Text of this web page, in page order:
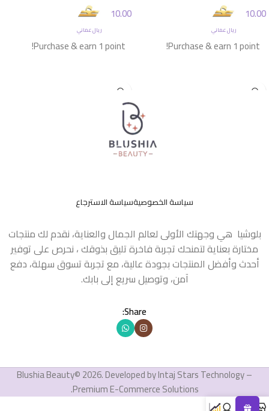
10.00
ريال عماني
Purchase & earn 1 point!
10.00
ريال عماني
Purchase & earn 1 point!
سياسة الخصوصيةسياسة الاسترجاع
بلوشيا هي وجهتك الأولى لعالم الجمال والعناية، نقدم لك منتجات
مختارة بعناية لتمنحك تجربة فاخرة تليق بذوقك ، نحرص على توفير
أحدث وأفضل المنتجات بجودة عالية، مع تجربة تسوق سهلة، دفع
آمن، وتوصيل سريع إلى بابك.
Share:
Blushia Beauty© 2026. Developed by Intaj Stars Technology –
Premium E-Commerce Solutions.